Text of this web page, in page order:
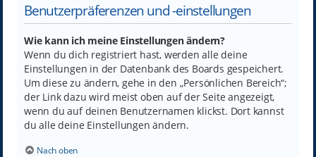
Benutzerpräferenzen und -einstellungen
Wie kann ich meine Einstellungen ändern?
Wenn du dich registriert hast, werden alle deine
Einstellungen in der Datenbank des Boards gespeichert.
Um diese zu ändern, gehe in den „Persönlichen Bereich“;
der Link dazu wird meist oben auf der Seite angezeigt,
wenn du auf deinen Benutzernamen klickst. Dort kannst
du alle deine Einstellungen ändern.
Nach oben